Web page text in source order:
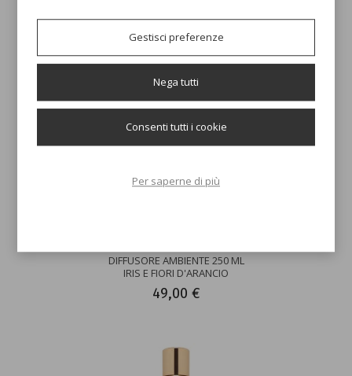
DIFFUSORE AMBIENTE 250 ML
IRIS E FIORI D'ARANCIO
49,00 €
Gestisci preferenze
Nega tutti
Consenti tutti i cookie
Per saperne di più